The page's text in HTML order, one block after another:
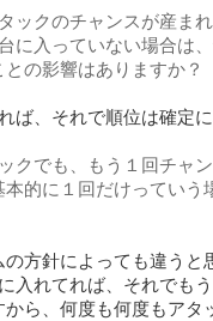
クのチャンスが産ま
に入っていない場合は
の影響はありますか？
ば、それで順位は確定に
でも、もう１回チャ
的に１回だけっていう
方針によっても違うと
入れてれば、それでも
ら、何度も何度もアタ